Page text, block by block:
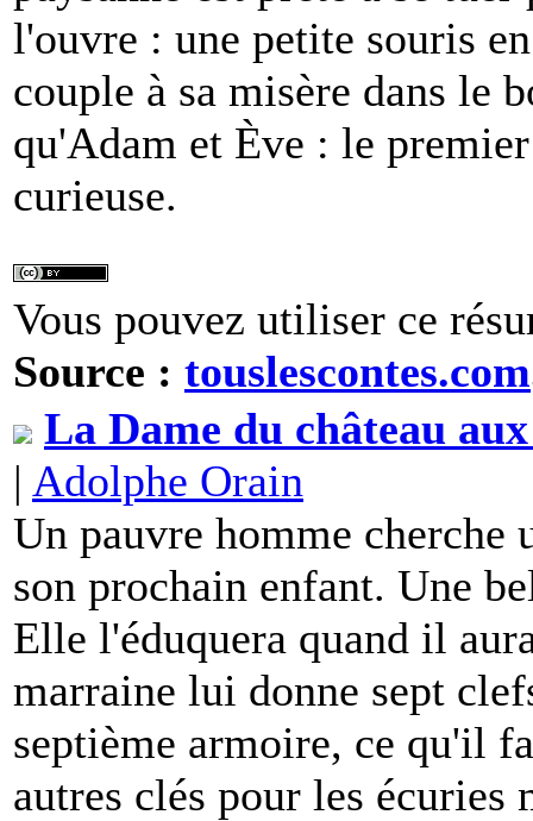
l'ouvre : une petite souris
couple à sa misère dans le
qu'Adam et Ève : le
curieuse.
Vous pouvez utiliser ce
Source : touslescontes.com
La Dame du château
| Adolphe Orain
Un pauvre homme cherche
son prochain enfant. Une
Elle l'éduquera quand il
marraine lui donne sept
septième armoire, ce qu'il
autres clés pour les